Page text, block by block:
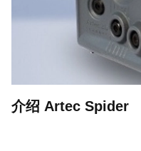
介绍 Artec Spider